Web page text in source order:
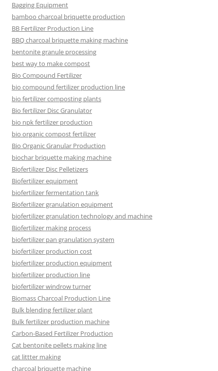
Bagging Equipment
bamboo charcoal briquette production
BB Fertilizer Production Line
BBQ charcoal briquette making machine
bentonite granule processing
best way to make compost
Bio Compound Fertilizer
bio compound fertilizer production line
bio fertilizer composting plants
Bio fertilizer Disc Granulator
bio npk fertilizer production
bio organic compost fertilizer
Bio Organic Granular Production
biochar briquette making machine
Biofertilizer Disc Pelletizers
Biofertilizer equipment
biofertilizer fermentation tank
Biofertilizer granulation equipment
biofertilizer granulation technology and machine
Biofertilizer making process
biofertilizer pan granulation system
biofertilizer production cost
biofertilizer production equipment
biofertilizer production line
biofertilizer windrow turner
Biomass Charcoal Production Line
Bulk blending fertilizer plant
Bulk fertilizer production machine
Carbon-Based Fertilizer Production
Cat bentonite pellets making line
cat littter making
charcoal briquette machine